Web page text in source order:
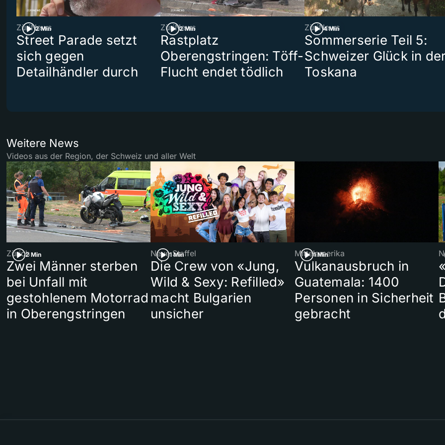
2 Min
ZüriNews
Street Parade setzt
sich gegen
Detailhändler durch
2 Min
ZüriNews
Rastplatz
Oberengstringen: Töff-
Flucht endet tödlich
4 Min
ZüriNews
Sommerserie Teil 5:
Schweizer Glück in
Toskana
Weitere News
Videos aus der Region, der Schweiz und aller Welt
2 Min
Zürich
Zwei Männer sterben
bei Unfall mit
gestohlenem Motorrad
in Oberengstringen
1 Min
Neue Staffel
Die Crew von «Jung,
Wild & Sexy: Refilled»
macht Bulgarien
unsicher
1 Min
Mittelamerika
Vulkanausbruch in
Guatemala: 1400
Personen in Sicherheit
gebracht